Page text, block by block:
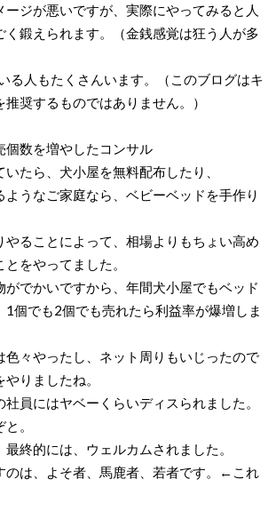
ージが悪いですが、実際にやってみると人
く鍛えられます。（金銭感覚は狂う人が多
る人もたくさんいます。（このブログはキ
奨するものではありません。）
個数を増やしたコンサル
たら、犬小屋を無料配布したり、
ようなご家庭なら、ベビーベッドを手作り
やることによって、相場よりもちょい高め
をやってました。
がでかいですから、年間犬小屋でもベッド
1個でも2個でも売れたら利益率が爆増しま
色々やったし、ネット周りもいじったので
りましたね。
員にはヤベーくらいディスられました。
。
終的には、ウェルカムされました。
のは、よそ者、馬鹿者、若者です。←これ